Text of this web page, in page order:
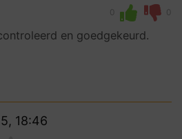
0 0
en goedgekeurd.
18:46